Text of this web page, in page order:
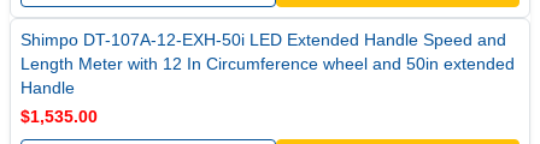
Shimpo DT-107A-12-EXH-50i LED Extended Handle Speed and
Length Meter with 12 In Circumference wheel and 50in extended
Handle
$1,535.00